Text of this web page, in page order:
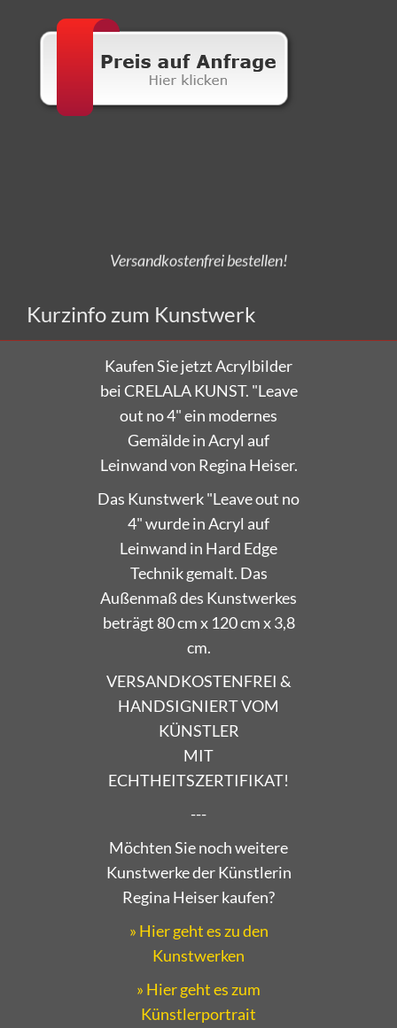
Kurzinfo zum Kunstwerk
Kaufen Sie jetzt Acrylbilder
bei CRELALA KUNST. "Leave
out no 4" ein modernes
Gemälde in Acryl auf
Leinwand von Regina Heiser.
Das Kunstwerk "Leave out no
4" wurde in Acryl auf
Leinwand in Hard Edge
Technik gemalt. Das
Außenmaß des Kunstwerkes
beträgt 80 cm x 120 cm x 3,8
cm.
VERSANDKOSTENFREI &
HANDSIGNIERT VOM
KÜNSTLER
MIT
ECHTHEITSZERTIFIKAT!
---
Möchten Sie noch weitere
Kunstwerke der Künstlerin
Regina Heiser kaufen?
» Hier geht es zu den
Kunstwerken
» Hier geht es zum
Künstlerportrait